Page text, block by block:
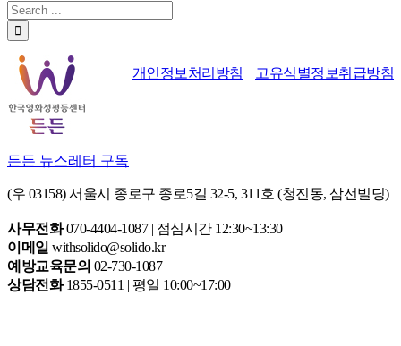
개인정보처리방침 고유식별정보취급방침
든든 뉴스레터 구독
(우 03158) 서울시 종로구 종로5길 32-5, 311호 (청진동, 삼선빌딩)
사무전화070-4404-1087 | 점심시간 12:30~13:30
이메일 withsolido@solido.kr
예방교육문의 02-730-1087
상담전화1855-0511 | 평일 10:00~17:00